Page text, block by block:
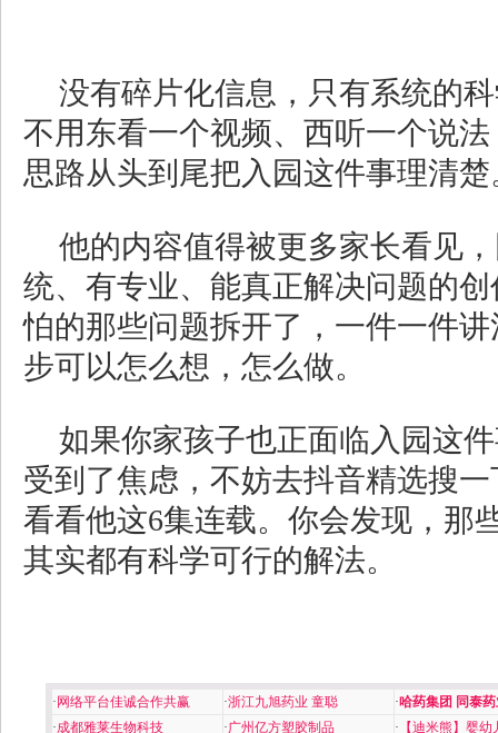
没有碎片化信息，只有系统的
不用东看一个视频、西听一个说
思路从头到尾把入园这件事理清楚
他的内容值得被更多家长看见
统、有专业、能真正解决问题的
怕的那些问题拆开了，一件一件
步可以怎么想，怎么做。
如果你家孩子也正面临入园这
受到了焦虑，不妨去抖音精选搜一
看看他这6集连载。你会发现，那
其实都有科学可行的解法。
· 网络平台佳诚合作共赢 ·浙江九旭药业 童聪 ·哈药集团 同泰
·成都雅莱生物科技 ·广州亿方塑胶制品 · 【迪米熊】婴幼